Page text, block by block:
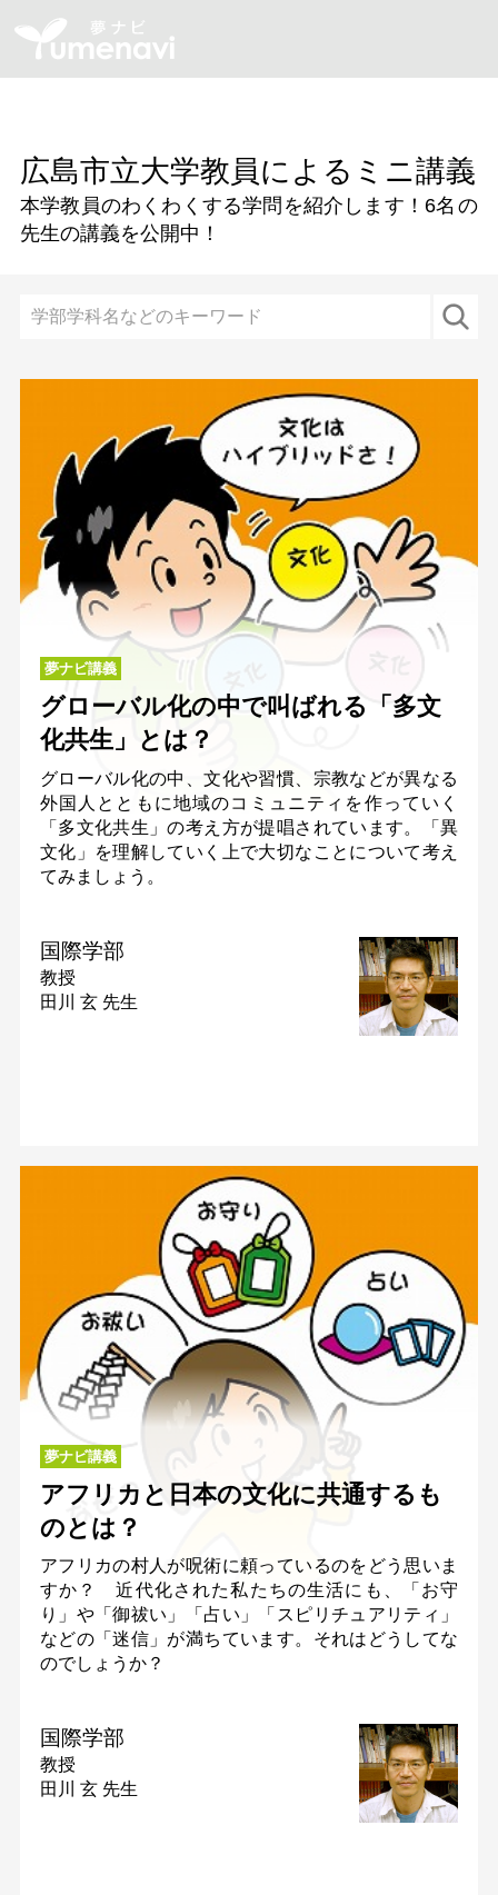
広島市立大学教員によるミニ講義
本学教員のわくわくする学問を紹介します！ 6名 の
先生の講義を公開中！
夢ナビ講義
グローバル化の中で叫ばれる「多文
化共生」とは？
グローバル化の中、文化や習慣、宗教などが異なる
外国人とともに地域のコミュニティを作っていく
「多文化共生」の考え方が提唱されています。「異
文化」を理解していく上で大切なことについて考え
てみましょう。
国際学部
教授
田川 玄 先生
夢ナビ講義
アフリカと日本の文化に共通するも
のとは？
アフリカの村人が呪術に頼っているのをどう思いま
すか？ 近代化された私たちの生活にも、「お守
り」や「御祓い」「占い」「スピリチュアリティ」
などの「迷信」が満ちています。それはどうしてな
のでしょうか？
国際学部
教授
田川 玄 先生